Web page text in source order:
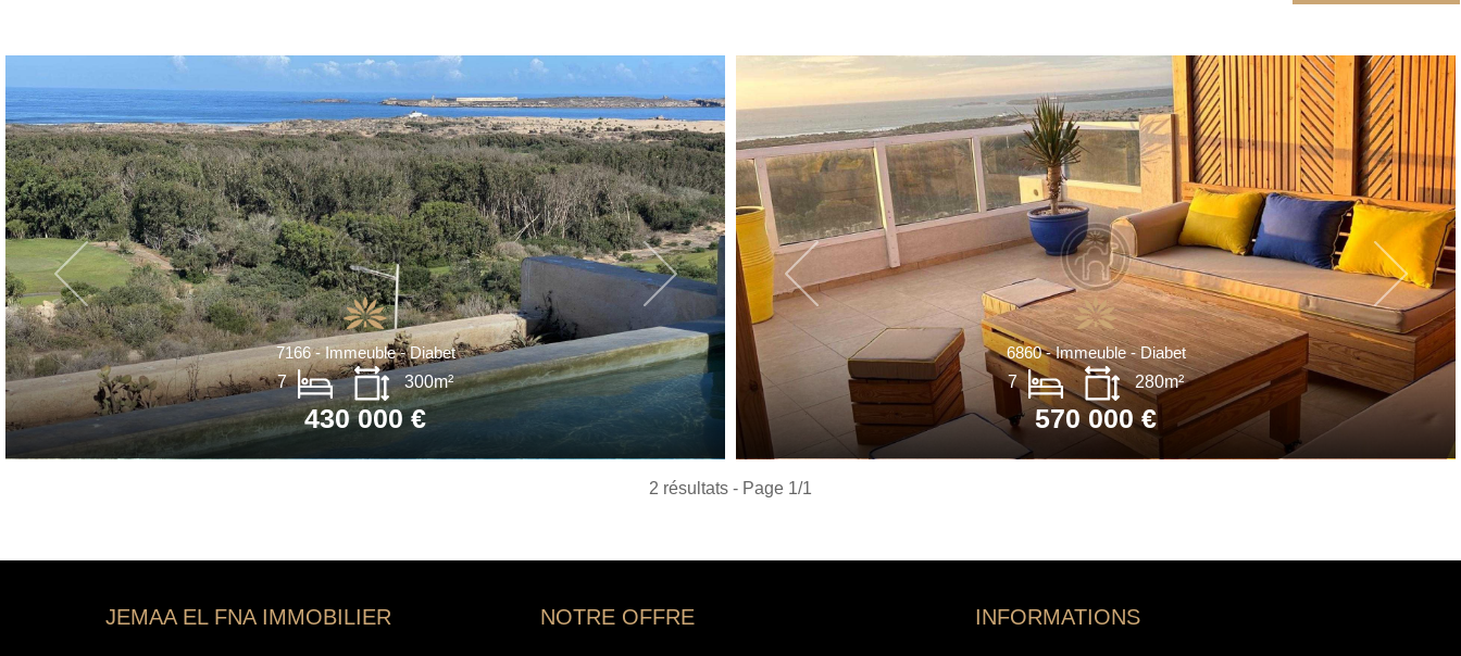
7166 - Immeuble - Diabet
7
300m²
430 000 €
6860 - Immeuble - Diabet
7
280m²
570 000 €
2 résultats - Page 1/1
JEMAA EL FNA IMMOBILIER NOTRE OFFRE INFORMATIONS